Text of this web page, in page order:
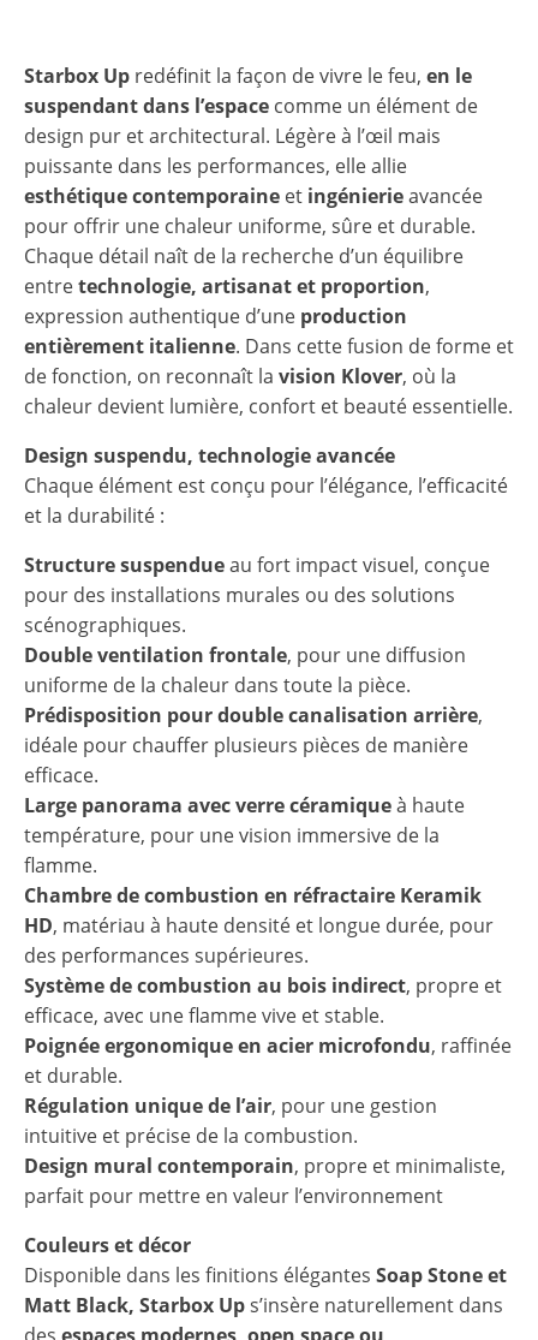
Starbox Up redéfinit la façon de vivre le feu, en le
suspendant dans l’espace comme un élément de
design pur et architectural. Légère à l’œil mais
puissante dans les performances, elle allie
esthétique contemporaine et ingénierieavancée
pour offrir une chaleur uniforme, sûre et durable.
Chaque détail naît de la recherche d’un équilibre
entretechnologie, artisanat et proportion,
expression authentique d’une production
entièrement italienne. Dans cette fusion de forme et
de fonction, on reconnaît la vision Klover, où la
chaleur devient lumière, confort et beauté essentielle.
Design suspendu, technologie avancée
Chaque élément est conçu pour l’élégance, l’efficacité
et la durabilité :
Structure suspendueau fort impact visuel, conçue
pour des installations murales ou des solutions
scénographiques.
Double ventilation frontale, pour une diffusion
uniforme de la chaleur dans toute la pièce.
Prédisposition pour double canalisation arrière,
idéale pour chauffer plusieurs pièces de manière
efficace.
Large panorama avec verre céramiqueà haute
température, pour une vision immersive de la
flamme.
Chambre de combustion en réfractaire Keramik
HD, matériau à haute densité et longue durée, pour
des performances supérieures.
Système de combustion au bois indirect, propre et
efficace, avec une flamme vive et stable.
Poignée ergonomique en acier microfondu, raffinée
et durable.
Régulation unique de l’air, pour une gestion
intuitive et précise de la combustion.
Design mural contemporain, propre et minimaliste,
parfait pour mettre en valeur l’environnement
Couleurs et décor
Disponible dans les finitions élégantes Soap Stone et
Matt Black, Starbox Ups’insère naturellement dans